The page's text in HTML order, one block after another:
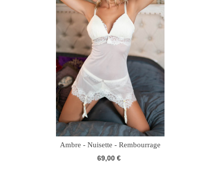
Ambre - Nuisette - Rembourrage
69,00 €